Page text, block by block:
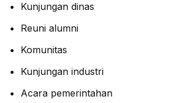
Kunjungan dinas
Reuni alumni
Komunitas
Kunjungan industri
Acara pemerintahan